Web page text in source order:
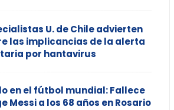
U. de Chile advierten
las implicancias de la alerta
por hantavirus
en el fútbol mundial: Fallece
Messi a los 68 años en Rosario